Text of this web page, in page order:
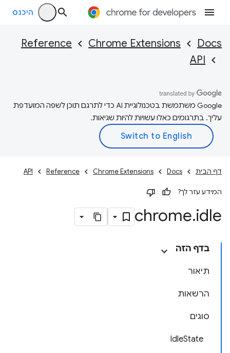
היכנס
Docs
Chrome Extensions
Reference
API
‫Google משתמשת בטכנולוגיית AI כדי לתרגם תוכן לשפה המועדפת
עליך. בתרגומים כאלו עשויות להיות שגיאות.
דף הבית Docs
Chrome Extensions
Reference
API
המידע עזר לך?
chrome.idle
בדף הזה
תיאור
הרשאות
סוגים
IdleState